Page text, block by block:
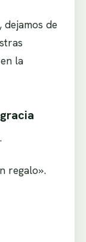
dejamos de
la
regalo».